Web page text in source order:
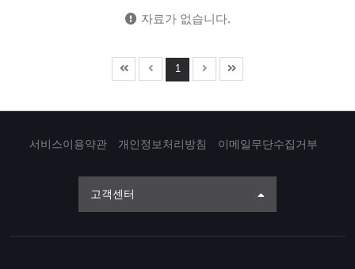
자료가 없습니다.
1
서비스이용약관 개인정보처리방침 이메일무단수집거부
고객센터